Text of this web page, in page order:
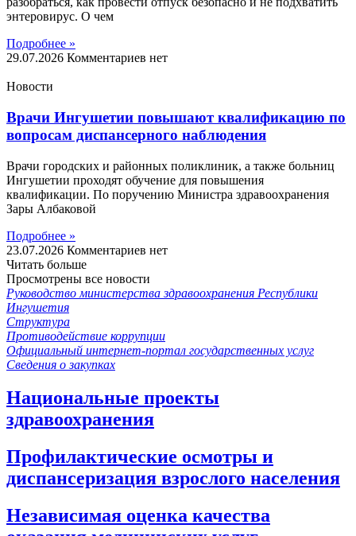
энтеровирус. О чем
Подробнее »
29.07.2026 Комментариев нет
Новости
Врачи Ингушетии повышают квалификацию по
вопросам диспансерного наблюдения
Врачи городских и районных поликлиник, а также больниц
Ингушетии проходят обучение для повышения
квалификации. По поручению Министра здравоохранения
Зары Албаковой
Подробнее »
23.07.2026 Комментариев нет
Читать больше
Просмотрены все новости
Руководство министерства здравоохранения Республики
Ингушетия
Структура
Противодействие коррупции
Официальный интернет-портал государственных услуг
Сведения о закупках
Национальные проекты
здравоохранения
Профилактические осмотры и
диспансеризация взрослого населения
Независимая оценка качества